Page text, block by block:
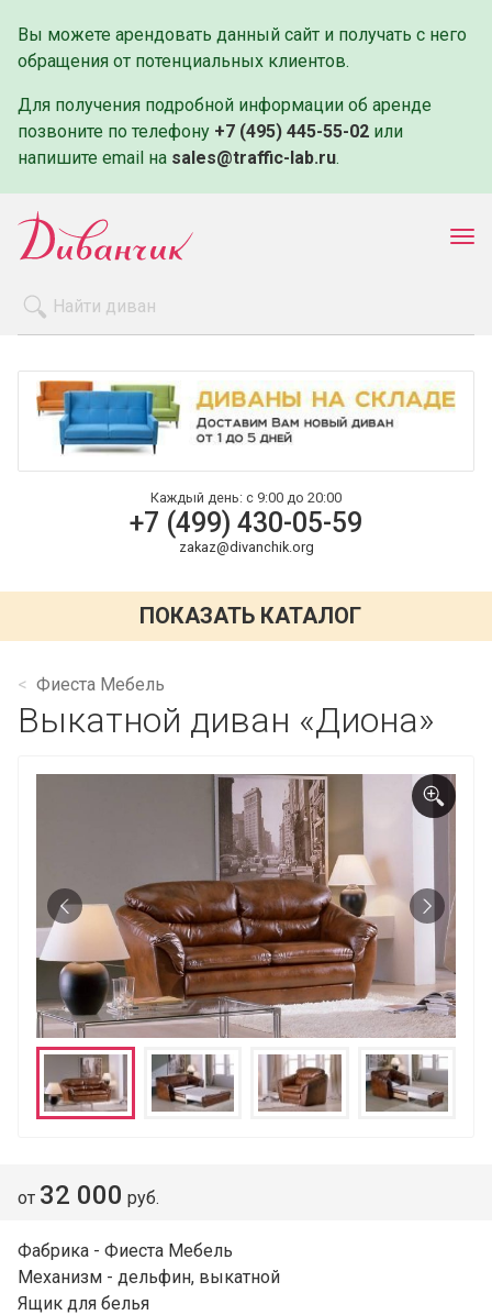
Вы можете арендовать данный сайт и получать с него
обращения от потенциальных клиентов.
Для получения подробной информации об аренде
позвоните по телефону +7 (495) 445-55-02 или
напишите email на sales@traffic-lab.ru.
Оплата и доставка
Контакты
Каждый день: с 9:00 до 20:00
+7 (499) 430-05-59
zakaz@divanchik.org
ПОКАЗАТЬ КАТАЛОГ
Фиеста Мебель
Выкатной диван «Диона»
от 32 000 руб.
Фабрика - Фиеста Мебель
Механизм - дельфин, выкатной
Ящик для белья